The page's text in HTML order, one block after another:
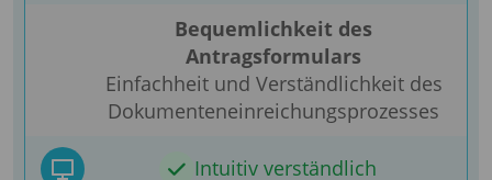
Bequemlichkeit des
Antragsformulars
Einfachheit und Verständlichkeit des
Dokumenteneinreichungsprozesses
Intuitiv verständlich